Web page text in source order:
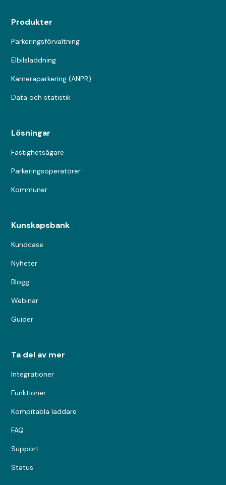
Produkter
Parkeringsförvaltning
Elbilsladdning
Kameraparkering (ANPR)
Data och statistik
Lösningar
Fastighetsägare
Parkeringsoperatörer
Kommuner
Kunskapsbank
Kundcase
Nyheter
Blogg
Webinar
Guider
Ta del av mer
Integrationer
Funktioner
Kompitabla laddare
FAQ
Support
Status